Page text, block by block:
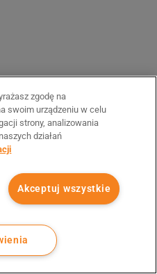
zgodę na
swoim urządzeniu w celu
strony, analizowania
działań
Akceptuj wszystkie